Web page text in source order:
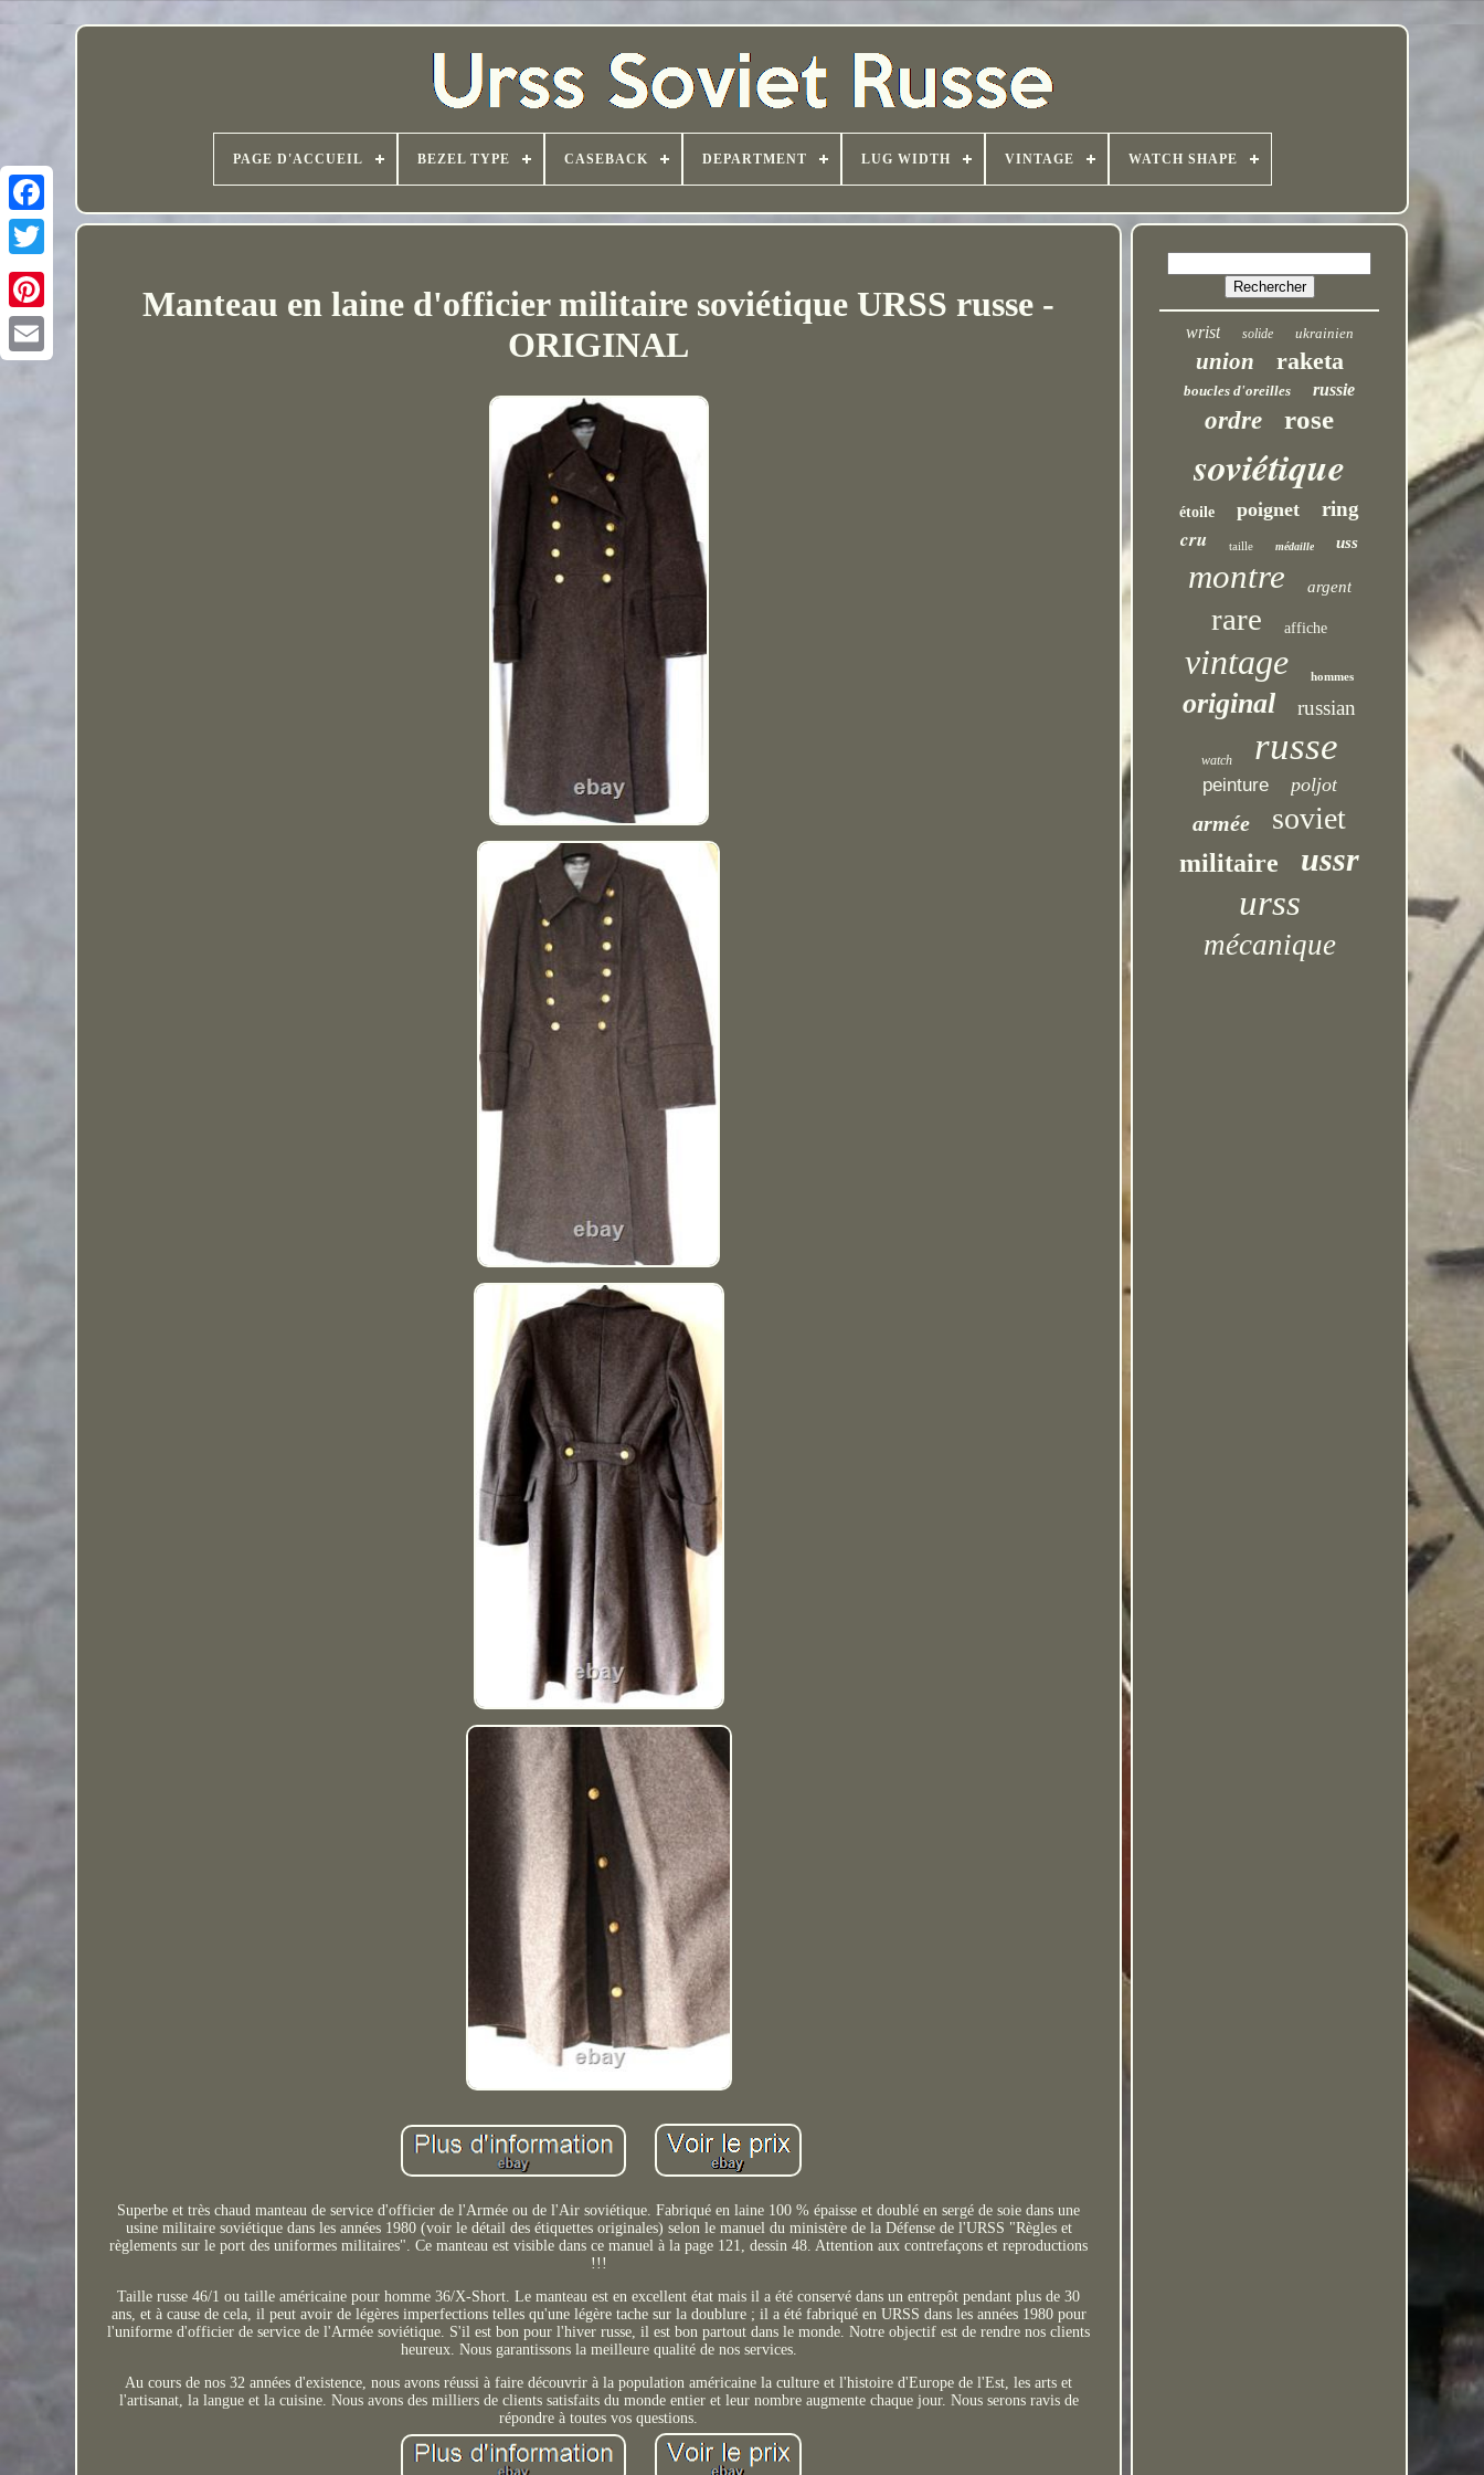
PAGE D'ACCUEIL BEZEL TYPE CASEBACK DEPARTMENT LUG WIDTH VINTAGE WATCH SHAPE
Manteau en laine d'officier militaire soviétique URSS russe -
ORIGINAL
Superbe et très chaud manteau de service d'officier de l'Armée ou de l'Air soviétique. Fabriqué en laine 100 % épaisse et doublé en sergé de soie dans une
usine militaire soviétique dans les années 1980 (voir le détail des étiquettes originales) selon le manuel du ministère de la Défense de l'URSS "Règles et
règlements sur le port des uniformes militaires". Ce manteau est visible dans ce manuel à la page 121, dessin 48. Attention aux contrefaçons et reproductions
!!!
Taille russe 46/1 ou taille américaine pour homme 36/X-Short. Le manteau est en excellent état mais il a été conservé dans un entrepôt pendant plus de 30
ans, et à cause de cela, il peut avoir de légères imperfections telles qu'une légère tache sur la doublure ; il a été fabriqué en URSS dans les années 1980 pour
l'uniforme d'officier de service de l'Armée soviétique. S'il est bon pour l'hiver russe, il est bon partout dans le monde. Notre objectif est de rendre nos clients
heureux. Nous garantissons la meilleure qualité de nos services.
Au cours de nos 32 années d'existence, nous avons réussi à faire découvrir à la population américaine la culture et l'histoire d'Europe de l'Est, les arts et
l'artisanat, la langue et la cuisine. Nous avons des milliers de clients satisfaits du monde entier et leur nombre augmente chaque jour. Nous serons ravis de
répondre à toutes vos questions.
wrist solide ukrainien
union raketa
boucles d'oreilles russie
ordre rose
soviétique
étoile poignet ring
cru taille médaille uss
montre argent
rare affiche
vintage hommes
original russian
watch russe
peinture poljot
armée soviet
militaire ussr
urss
mécanique